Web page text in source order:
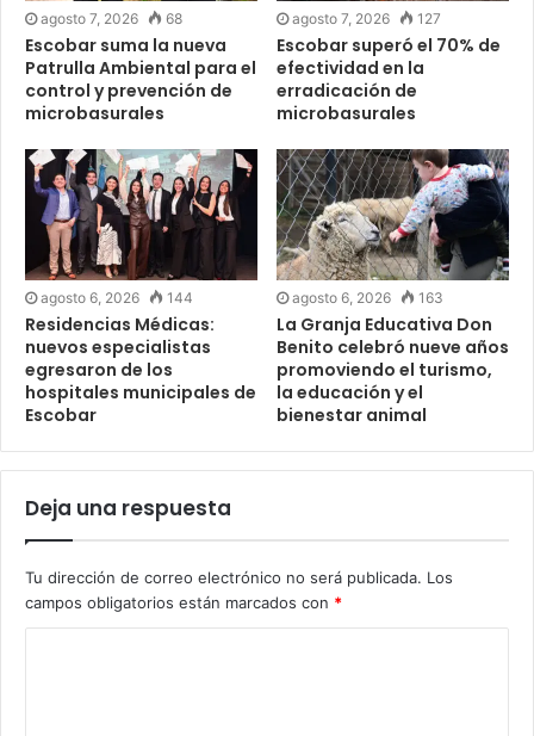
agosto 7, 2026 68
Escobar suma la nueva
Patrulla Ambiental para el
control y prevención de
microbasurales
agosto 7, 2026 127
Escobar superó el 70% de
efectividad en la
erradicación de
microbasurales
agosto 6, 2026 144
Residencias Médicas:
nuevos especialistas
egresaron de los
hospitales municipales de
Escobar
agosto 6, 2026 163
La Granja Educativa Don
Benito celebró nueve años
promoviendo el turismo,
la educación y el
bienestar animal
Deja una respuesta
Tu dirección de correo electrónico no será publicada. Los
campos obligatorios están marcados con *